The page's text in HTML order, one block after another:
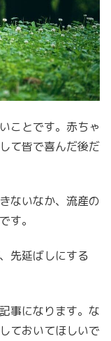
ことです。 赤ちゃ
て皆で喜んだ後だ
ないなか、流産の
す。
先延ばしにする
事になります。 な
ておいてほしいで